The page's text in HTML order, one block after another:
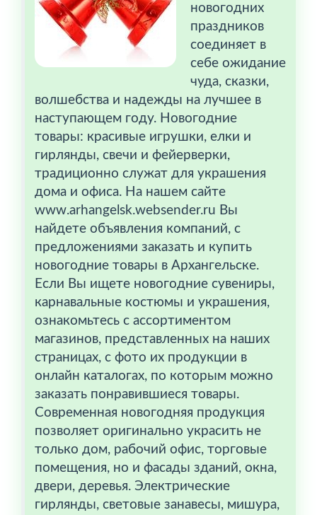
новогодних
праздников
соединяет в
себе ожидание
чуда, сказки,
волшебства и надежды на лучшее в
наступающем году. Новогодние
товары: красивые игрушки, елки и
гирлянды, свечи и фейерверки,
традиционно служат для украшения
дома и офиса. На нашем сайте
www.arhangelsk.websender.ru Вы
найдете объявления компаний, с
предложениями заказать и купить
новогодние товары в Архангельске.
Если Вы ищете новогодние сувениры,
карнавальные костюмы и украшения,
ознакомьтесь с ассортиментом
магазинов, представленных на наших
страницах, с фото их продукции в
онлайн каталогах, по которым можно
заказать понравившиеся товары.
Современная новогодняя продукция
позволяет оригинально украсить не
только дом, рабочий офис, торговые
помещения, но и фасады зданий, окна,
двери, деревья. Электрические
гирлянды, световые занавесы, мишура,